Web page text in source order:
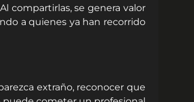
compartirlas, se genera valor
a quienes ya han recorrido
extraño, reconocer que